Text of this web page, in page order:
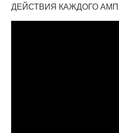
ДЕЙСТВИЯ КАЖДОГО